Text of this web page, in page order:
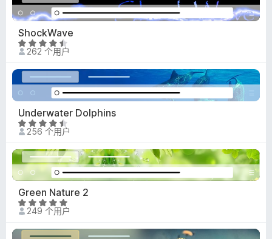
.
5
/
5
ShockWave
评
分
4
.
4
/
5
262 个用户
Underwater Dolphins
评
分
4
.
4
/
5
256 个用户
Green Nature 2
评
分
4
249 个用户